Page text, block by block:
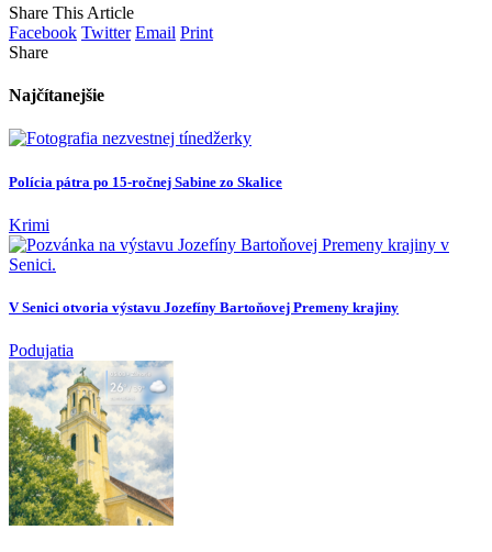
Share This Article
Facebook Twitter Email Print
Share
Najčítanejšie
Polícia pátra po 15-ročnej Sabine zo Skalice
Krimi
V Senici otvoria výstavu Jozefíny Bartoňovej Premeny krajiny
Podujatia